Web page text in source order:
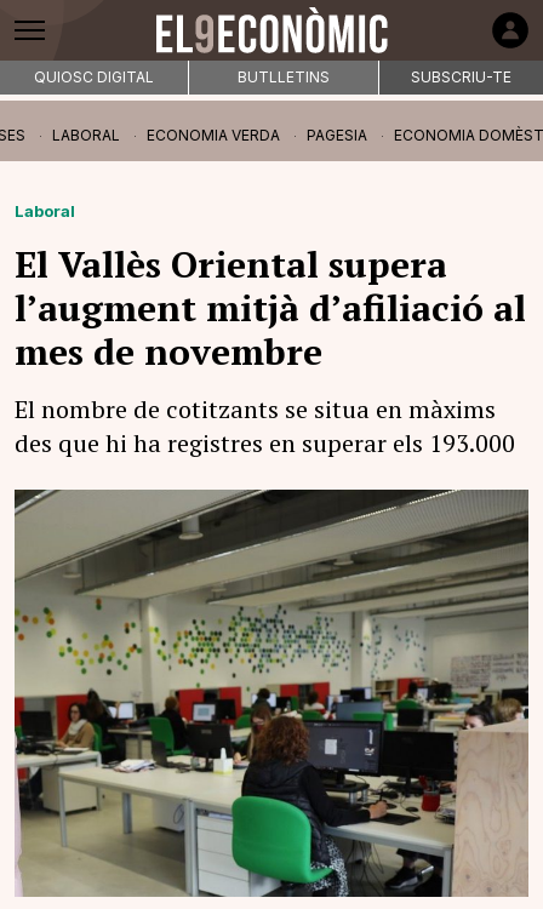
QUIOSC DIGITAL BUTLLETINS SUBSCRIU-TE
LABORAL ECONOMIA VERDA PAGESIA ECONOMIA
Laboral
El Vallès Oriental supera
l’augment mitjà d’afiliació al
mes de novembre
El nombre de cotitzants se situa en màxims
des que hi ha registres en superar els 193.000